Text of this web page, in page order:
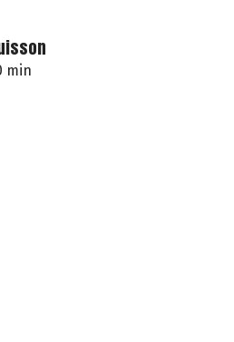
min